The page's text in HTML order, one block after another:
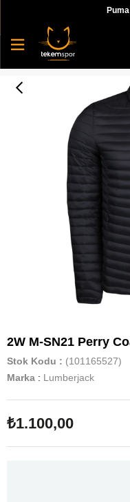
2W M-SN21 Perry
Stok Kodu
(101165527)
Marka : Lumberjack
₺1.100,00